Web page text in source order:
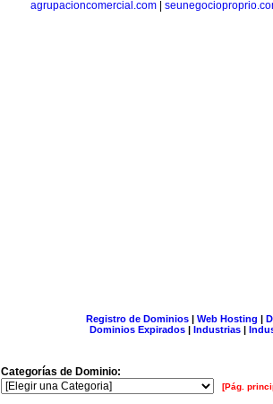
agrupacioncomercial.com
Registro de Dominios| Web Hosting |
Dominios Expirados | Industrias |
Categorías de Dominio:
[Pág.